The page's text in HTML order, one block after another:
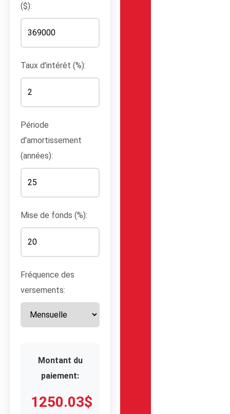
($):
Taux d'intérêt (%):
Période
d'amortissement
(années):
Mise de fonds (%):
Fréquence des
versements:
Montant du
paiement:
1250.03$